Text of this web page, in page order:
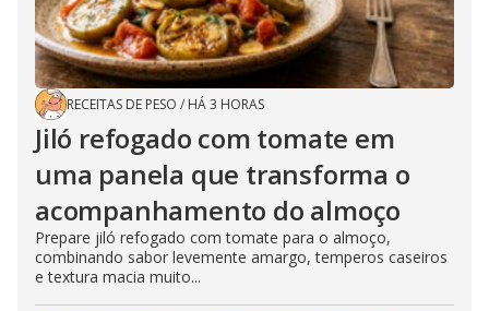
RECEITAS DE PESO / HÁ 3 HORAS
Jiló refogado com tomate em
uma panela que transforma o
acompanhamento do almoço
Prepare jiló refogado com tomate para o almoço,
combinando sabor levemente amargo, temperos caseiros
e textura macia muito...